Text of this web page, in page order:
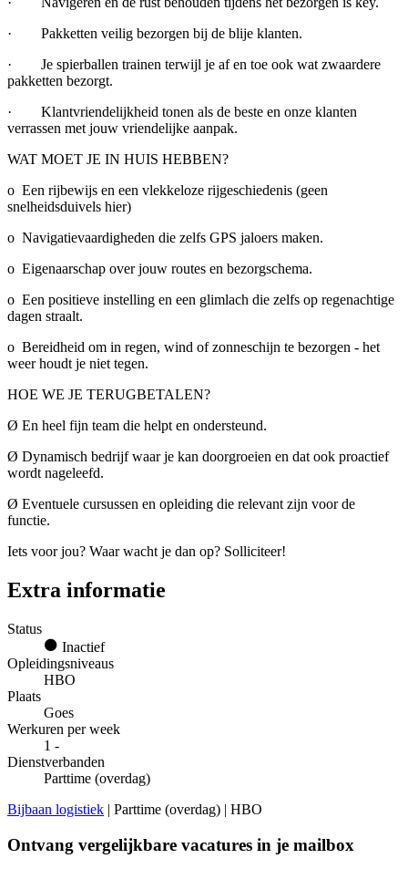
· Pakketten veilig bezorgen bij de blije klanten.
· Je spierballen trainen terwijl je af en toe ook wat zwaardere
pakketten bezorgt.
· Klantvriendelijkheid tonen als de beste en onze klanten
verrassen met jouw vriendelijke aanpak.
WAT MOET JE IN HUIS HEBBEN?
o Een rijbewijs en een vlekkeloze rijgeschiedenis (geen
snelheidsduivels hier)
o Navigatievaardigheden die zelfs GPS jaloers maken.
o Eigenaarschap over jouw routes en bezorgschema.
o Een positieve instelling en een glimlach die zelfs op regenachtige
dagen straalt.
o Bereidheid om in regen, wind of zonneschijn te bezorgen - het
weer houdt je niet tegen.
HOE WE JE TERUGBETALEN?
Ø En heel fijn team die helpt en ondersteund.
Ø Dynamisch bedrijf waar je kan doorgroeien en dat ook proactief
wordt nageleefd.
Ø Eventuele cursussen en opleiding die relevant zijn voor de
functie.
Iets voor jou? Waar wacht je dan op? Solliciteer!
Extra informatie
Status
Inactief
Opleidingsniveaus
HBO
Plaats
Goes
Werkuren per week
1 -
Dienstverbanden
Parttime (overdag)
Bijbaan logistiek | Parttime (overdag) | HBO
Ontvang vergelijkbare vacatures in je mailbox